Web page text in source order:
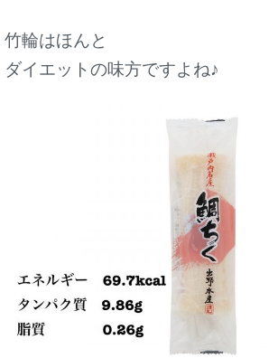
竹輪はほんと
ダイエットの味方ですよね♪